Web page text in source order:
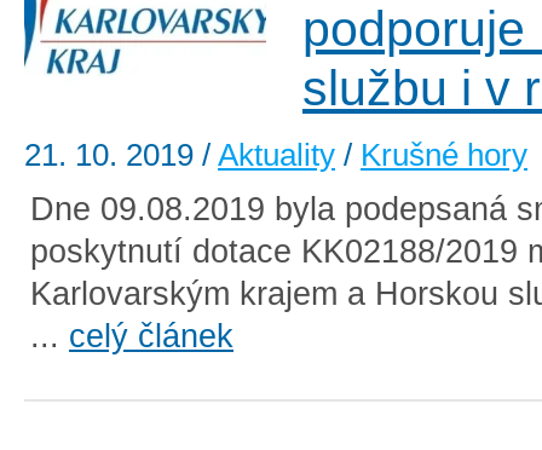
podporuje
službu i v
21. 10. 2019 / Aktuality / Krušné hory
Dne 09.08.2019 byla podepsaná
poskytnutí dotace KK02188/2019
Karlovarským krajem a Horskou
... celý článek